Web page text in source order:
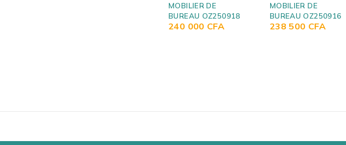
MOBILIER DE
BUREAU OZ250918
240 000 CFA
MOBILIER DE
BUREAU OZ250916
238 500 CFA